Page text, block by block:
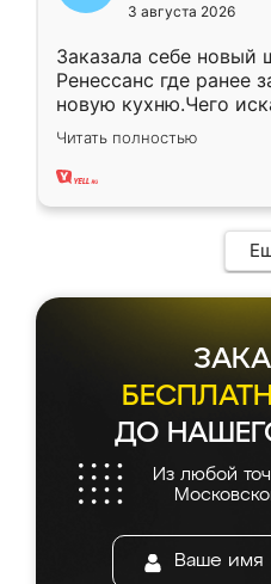
3 августа 2026
Заказала себе новый
Ренессанс где ранее
новую кухню.Чего
вполне довольна.
два года, нареканий
Читать полностью
ДО
Из любой